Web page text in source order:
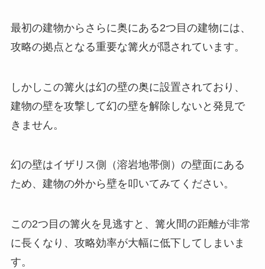
最初の建物からさらに奥にある2つ目の建物には、
攻略の拠点となる重要な篝火が隠されています。
しかしこの篝火は幻の壁の奥に設置されており、
建物の壁を攻撃して幻の壁を解除しないと発見で
きません。
幻の壁はイザリス側（溶岩地帯側）の壁面にある
ため、建物の外から壁を叩いてみてください。
この2つ目の篝火を見逃すと、篝火間の距離が非常
に長くなり、攻略効率が大幅に低下してしまいま
す。